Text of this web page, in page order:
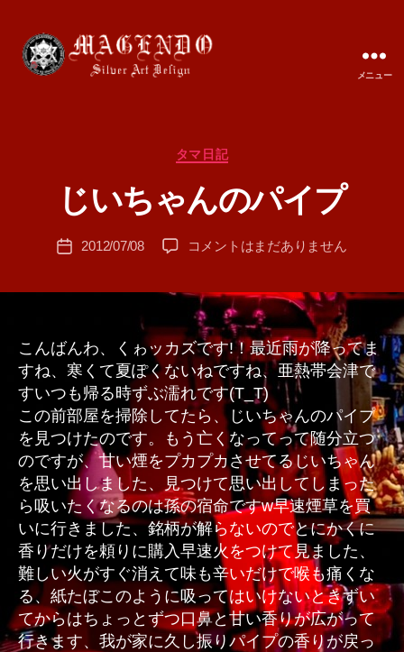
メニュー
カ
ゴ
リ
タマ日記
じいちゃんのパイプ
成
者
T
A
投
2012/07/08
じ
ゃ
ん
の
パ
プ
へ
の
コメントはまだありません
こんばんわ、くゎッカズです!！最近雨が降ってま
すね、寒くて夏ぽくないねですね、亜熱帯会津で
すいつも帰る時ずぶ濡れです(T_T)
この前部屋を掃除してたら、じいちゃんのパイプ
を見つけたのです。もう亡くなってって随分立つ
のですが、甘い煙をプカプカさせてるじいちゃん
を思い出しました、見つけて思い出してしまった
ら吸いたくなるのは孫の宿命ですw早速煙草を買
いに行きました、銘柄が解らないのでとにかくに
香りだけを頼りに購入早速火をつけて見ました、
難しい火がすぐ消えて味も辛いだけで喉も痛くな
る、紙たぼこのように吸ってはいけないときずい
てからはちょっとずつ口鼻と甘い香りが広がって
行きます、我が家に久し振りパイプの香りが戻っ